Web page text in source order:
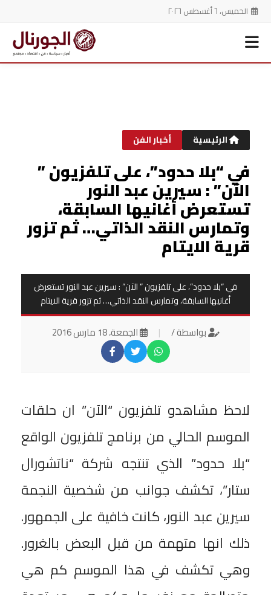
الخميس، ٦ أغسطس ٢٠٢٦
الرئيسية أخبار الفن
في “بلا حدود”، على تلفزيون ”
الآن” : سيرين عبد النور
تستعرض أغانيها السابقة،
وتمارس النقد الذاتي… ثم تزور
قرية الايتام
في “بلا حدود”، على تلفزيون ” الآن” : سيرين عبد النور تستعرض
أغانيها السابقة، وتمارس النقد الذاتي… ثم تزور قرية الايتام
بواسطة / | الجمعة، 18 مارس 2016
لاحظ مشاهدو تلفزيون “الآن” ان حلقات
الموسم الحالي من برنامج تلفزيون الواقع
“بلا حدود” الذي تنتجه شركة “ناتشورال
ستار”، تكشف جوانب من شخصية النجمة
سيرين عبد النور، كانت خافية على الجمهور.
ذلك انها متهمة من قبل البعض بالغرور.
وهي تكشف في هذا الموسم كم هي